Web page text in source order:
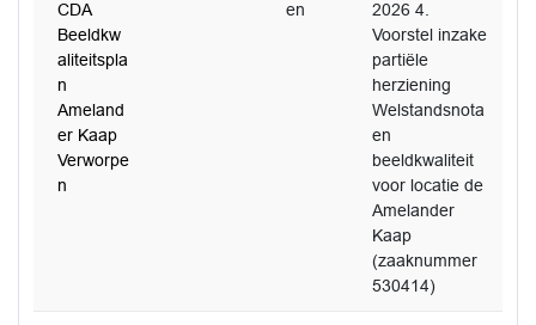
CDA
Beeldkw
aliteitspla
n
Ameland
er Kaap
Verworpe
n
en
2026 4.
Voorstel inzake
partiële
herziening
Welstandsnota
en
beeldkwaliteit
voor locatie de
Amelander
Kaap
(zaaknummer
530414)